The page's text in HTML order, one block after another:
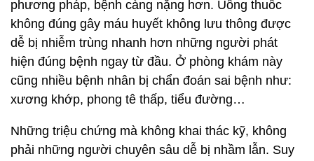
phương pháp, bệnh càng nặng hơn. Uống thuốc
không đúng gây máu huyết không lưu thông được
dễ bị nhiễm trùng nhanh hơn những người phát
hiện đúng bệnh ngay từ đầu. Ở phòng khám này
cũng nhiều bệnh nhân bị chẩn đoán sai bệnh như:
xương khớp, phong tê thấp, tiểu đường…
Những triệu chứng mà không khai thác kỹ, không
phải những người chuyên sâu dễ bị nhầm lẫn. Suy